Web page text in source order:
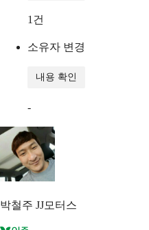
1 건
소유자 변경
내용 확인
-
박철주 JJ모터스